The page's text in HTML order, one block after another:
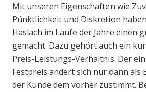
Mit unseren Eigenschaften wie
Pünktlichkeit und Diskretion
Haslach im Laufe der Jahre einen
gemacht. Dazu gehört auch ein
Preis-Leistungs-Verhältnis. Der
Festpreis ändert sich nur dann als
der Kunde dem vorher zustimmt.